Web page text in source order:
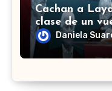
Cachan a
clase de un
de redes le
Daniela